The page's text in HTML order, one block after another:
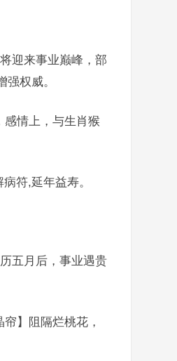
迎来事业巅峰，部
权威。
感情上，与生肖猴
符,延年益寿。
五月后，事业遇贵
】阻隔烂桃花，